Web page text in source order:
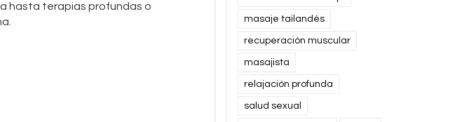
hasta terapias profundas o
masaje tailandés
recuperación muscular
masajista
relajación profunda
salud sexual